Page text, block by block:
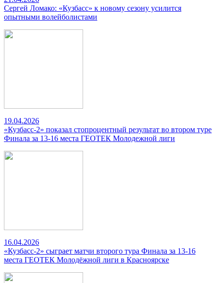
Сергей Ломако: «Кузбасс» к новому сезону усилится
опытными волейболистами
19.04.2026
«Кузбасс-2» показал стопроцентный результат во втором туре
Финала за 13-16 места ГЕОТЕК Молодежной лиги
16.04.2026
«Кузбасс-2» сыграет матчи второго тура Финала за 13-16
места ГЕОТЕК Молодёжной лиги в Красноярске